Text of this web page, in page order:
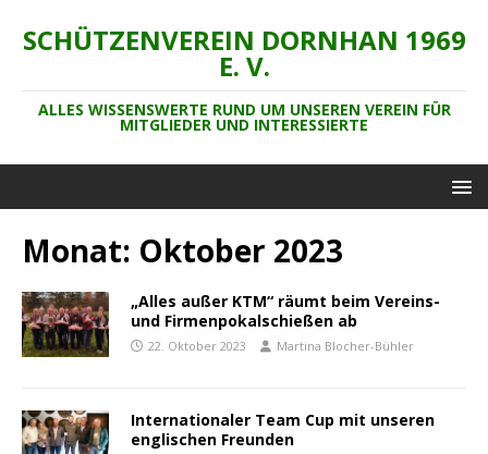
SCHÜTZENVEREIN DORNHAN 1969
E. V.
ALLES WISSENSWERTE RUND UM UNSEREN VEREIN FÜR
MITGLIEDER UND INTERESSIERTE
Monat: Oktober 2023
„Alles außer KTM“ räumt beim Vereins-
und Firmenpokalschießen ab
22. Oktober 2023 Martina Blocher-Bühler
Internationaler Team Cup mit unseren
englischen Freunden